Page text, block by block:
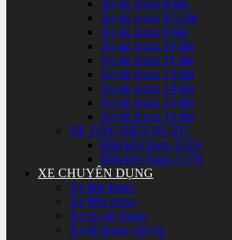
Xe tải Isuzu 8 tấn
Xe tải Isuzu 8.5 tấn
Xe tải Isuzu 9 tấn
Xe tải Isuzu 10 tấn
Xe tải Isuzu 11 tấn
Xe tải Isuzu 13 tấn
Xe tải Isuzu 14 tấn
Xe tải Isuzu 15 tấn
Xe tải Isuzu 16 tấn
XE ĐẦU KÉO ISUZU
Đầu kéo Isuzu EXR
Đầu kéo Isuzu GVR
XE CHUYÊN DỤNG
Xe ben Isuzu
Xe bồn Isuzu
Xe ép rác Isuzu
Xe tải Isuzu chở xe